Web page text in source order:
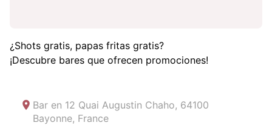
¿Shots gratis, papas fritas gratis?
¡Descubre bares que ofrecen promociones!
Bar en 12 Quai Augustin Chaho, 64100
Bayonne, France